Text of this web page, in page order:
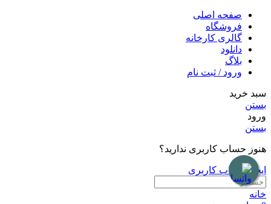
صفحه اصلی
فروشگاه
گالری کارخانه
دانلود
بلاگ
ورود / ثبت نام
سبد خرید
بستن
ورود
بستن
هنوز حساب کاربری ندارید؟
ایجاد حساب کاربری
خانه